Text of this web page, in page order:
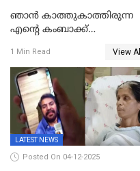
ഞാന്‍ കാത്തുകാത്തിരുന്ന
എന്റെ കംബാക്ക്
പുറത്ത്
1 Min Read View All
LATEST NEWS
Posted On 04-12-2025